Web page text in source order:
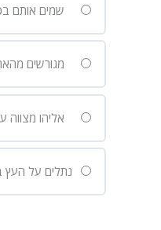
שמים אותם
מגורשים
אליהו מצווה
נתלים על העץ